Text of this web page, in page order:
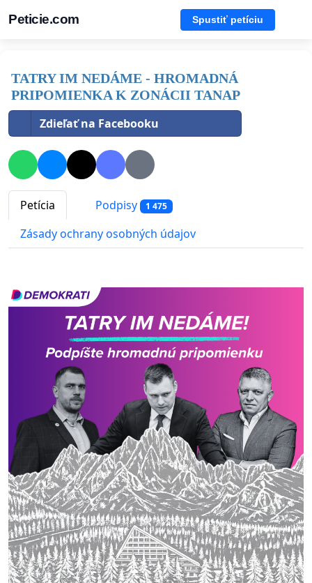
Peticie.com Spustiť petíciu
TATRY IM NEDÁME - HROMADNÁ
PRIPOMIENKA K ZONÁCII TANAP
Zdieľať na Facebooku
Petícia Podpisy 1 475
Zásady ochrany osobných údajov